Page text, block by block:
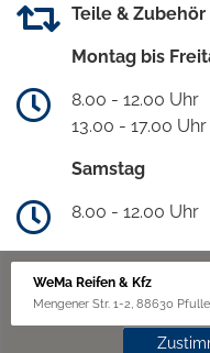
Teile & Zubehör
Montag bis
8.00 - 12.00 Uhr
13.00 - 17.00 Uhr
Samstag
8.00 - 12.00 Uhr
WeMa Reifen & Kfz
Mengener Str. 1-2, 88630